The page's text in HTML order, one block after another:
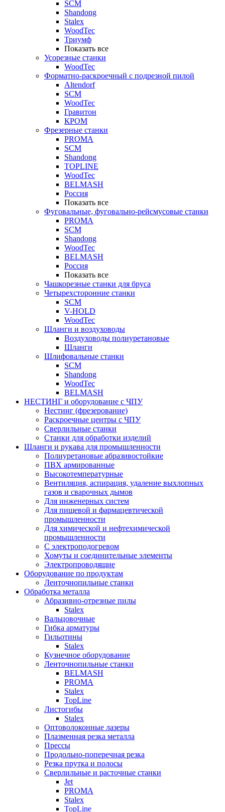
SCM
Shandong
Stalex
WoodTec
Триумф
Показать все
Усорезные станки
WoodTec
Форматно-раскроечный с подрезной пилой
Altendorf
SCM
WoodTec
Гравитон
КРОМ
Фрезерные станки
PROMA
SCM
Shandong
TOPLINE
WoodTec
BELMASH
Россия
Показать все
Фуговальные, фуговально-рейсмусовые станки
PROMA
SCM
Shandong
WoodTec
BELMASH
Россия
Показать все
Чашкорезные станки для бруса
Четырехсторонние станки
SCM
V-HOLD
WoodTec
Шланги и воздуховоды
Воздуховоды полиуретановые
Шланги
Шлифовальные станки
SCM
Shandong
WoodTec
BELMASH
НЕСТИНГ и оборудование с ЧПУ
Нестинг (фрезерование)
Раскроечные центры с ЧПУ
Сверлильные станки
Станки для обработки изделий
Шланги и рукава для промышленности
Полиуретановые абразивостойкие
ПВХ армированные
Высокотемпературные
Вентиляция, аспирация, удаление выхлопных
газов и сварочных дымов
Для инженерных систем
Для пищевой и фармацевтической
промышленности
Для химической и нефтехимической
промышленности
С электроподогревом
Хомуты и соединительные элементы
Электропроводящие
Оборудование по продуктам
Ленточнопильные станки
Обработка металла
Абразивно-отрезные пилы
Stalex
Вальцовочные
Гибка арматуры
Гильотины
Stalex
Кузнечное оборудование
Ленточнопильные станки
BELMASH
PROMA
Stalex
TopLine
Листогибы
Stalex
Оптоволоконные лазеры
Плазменная резка металла
Прессы
Продольно-поперечная резка
Резка прутка и полосы
Сверлильные и расточные станки
Jet
PROMA
Stalex
TopLine